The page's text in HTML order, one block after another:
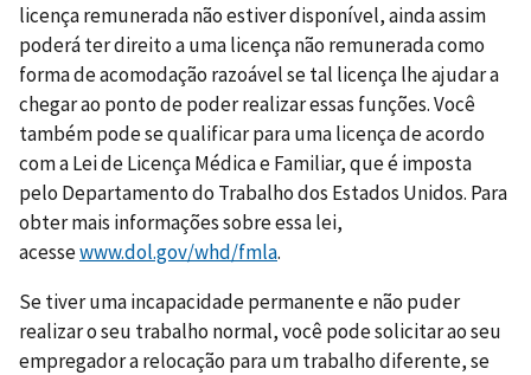
licença remunerada não estiver disponível, ainda assim
poderá ter direito a uma licença não remunerada como
forma de acomodação razoável se tal licença lhe ajudar a
chegar ao ponto de poder realizar essas funções. Você
também pode se qualificar para uma licença de acordo
com a Lei de Licença Médica e Familiar, que é imposta
pelo Departamento do Trabalho dos Estados Unidos. Para
obter mais informações sobre essa lei,
acessewww.dol.gov/whd/fmla.
Se tiver uma incapacidade permanente e não puder
realizar o seu trabalho normal, você pode solicitar ao seu
empregador a relocação para um trabalho diferente, se